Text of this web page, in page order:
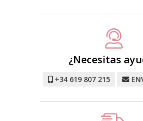
¿Necesitas
+34 619 807 215